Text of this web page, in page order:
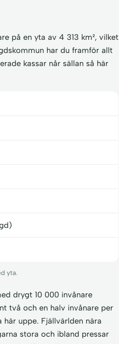
på en yta av 4 313 km², vilket
har du framför allt
kassar når sällan så här
yta.
drygt 10 000 invånare
två och en halv invånare per
uppe. Fjällvärlden nära
stora och ibland pressar